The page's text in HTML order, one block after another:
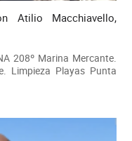
Atilio Macchiavello,
208º Marina Mercante.
Limpieza Playas Punta